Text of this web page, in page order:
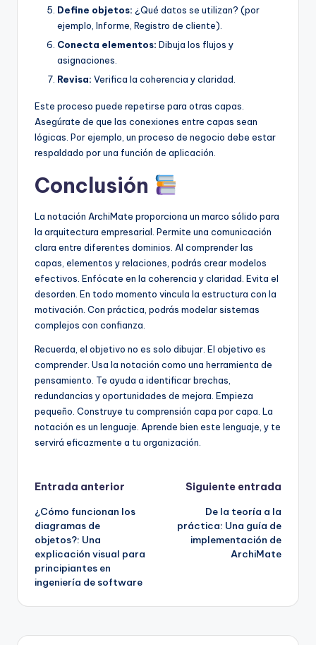
Define objetos: ¿Qué datos se utilizan? (por
ejemplo, Informe, Registro de cliente).
Conecta elementos: Dibuja los flujos y
asignaciones.
Revisa: Verifica la coherencia y claridad.
Este proceso puede repetirse para otras capas.
Asegúrate de que las conexiones entre capas sean
lógicas. Por ejemplo, un proceso de negocio debe estar
respaldado por una función de aplicación.
Conclusión
La notación ArchiMate proporciona un marco sólido para
la arquitectura empresarial. Permite una comunicación
clara entre diferentes dominios. Al comprender las
capas, elementos y relaciones, podrás crear modelos
efectivos. Enfócate en la coherencia y claridad. Evita el
desorden. En todo momento vincula la estructura con la
motivación. Con práctica, podrás modelar sistemas
complejos con confianza.
Recuerda, el objetivo no es solo dibujar. El objetivo es
comprender. Usa la notación como una herramienta de
pensamiento. Te ayuda a identificar brechas,
redundancias y oportunidades de mejora. Empieza
pequeño. Construye tu comprensión capa por capa. La
notación es un lenguaje. Aprende bien este lenguaje, y te
servirá eficazmente a tu organización.
Navegación
de
entradas
Entrada anterior
¿Cómo funcionan los
diagramas de
objetos?: Una
explicación visual para
principiantes en
ingeniería de software
Siguiente entrada
De la teoría a la
práctica: Una guía de
implementación de
ArchiMate